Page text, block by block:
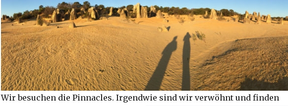
Wir besuchen die Pinnacles. Irgendwie sind wir verwöhnt und finden